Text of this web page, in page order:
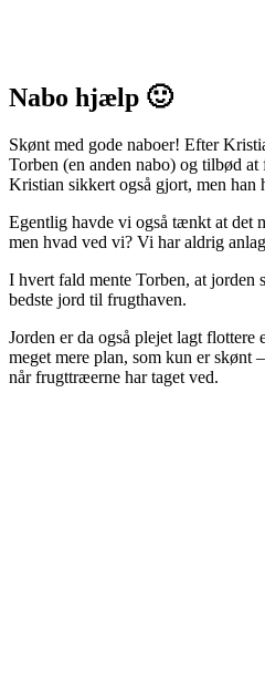
Nabo hjælp 🙂
Skønt med gode naboer! Efter
Torben (en anden nabo) og tilbød
Kristian sikkert også gjort, men han
Egentlig havde vi også tænkt at det
men hvad ved vi? Vi har aldrig
I hvert fald mente Torben, at jorden
bedste jord til frugthaven.
Jorden er da også plejet lagt
meget mere plan, som kun er skønt
når frugttræerne har taget ved.